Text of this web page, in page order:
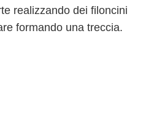
realizzando dei filoncini
formando una treccia.